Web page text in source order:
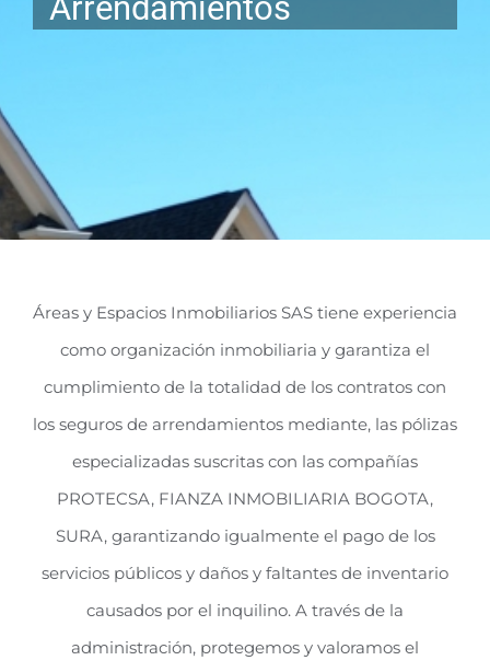
Áreas y Espacios Inmobiliarios SAS tiene experiencia
como organización inmobiliaria y garantiza el
cumplimiento de la totalidad de los contratos con
los seguros de arrendamientos mediante, las pólizas
especializadas suscritas con las compañías
PROTECSA, FIANZA INMOBILIARIA BOGOTA,
SURA, garantizando igualmente el pago de los
servicios públicos y daños y faltantes de inventario
causados por el inquilino. A través de la
administración, protegemos y valoramos el